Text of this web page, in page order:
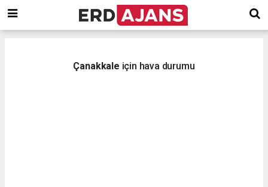
Çanakkale için hava durumu